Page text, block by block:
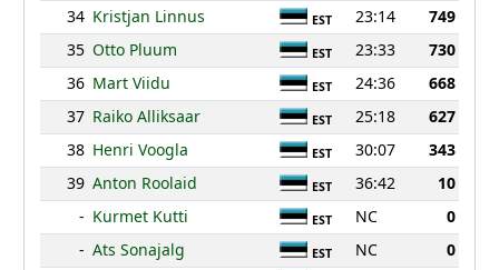
34 Kristjan Linnus EST 23:14
749
35 Otto Pluum EST 23:33
730
36 Mart Viidu EST 24:36
668
37 Raiko Alliksaar EST 25:18
627
38 Henri Voogla EST 30:07
343
39 Anton Roolaid EST 36:42
10
- Kurmet Kutti EST NC
0
- Ats Sonajalg EST NC
0